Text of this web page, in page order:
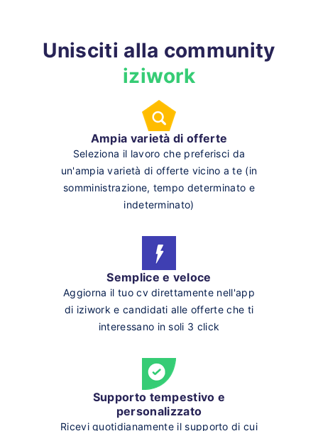
Unisciti alla community
iziwork
Ampia varietà di offerte
Seleziona il lavoro che preferisci da
un'ampia varietà di offerte vicino a te (in
somministrazione, tempo determinato e
indeterminato)
Semplice e veloce
Aggiorna il tuo cv direttamente nell'app
di iziwork e candidati alle offerte che ti
interessano in soli 3 click
Supporto tempestivo e
personalizzato
Ricevi quotidianamente il supporto di cui